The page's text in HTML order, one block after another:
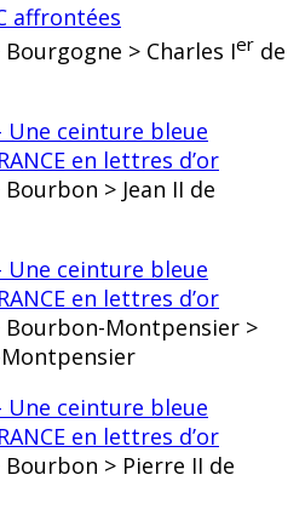
affrontées
> Charles Ier de
Une ceinture bleue
en lettres d’or
> Jean II de
Une ceinture bleue
en lettres d’or
Bourbon-Montpensier >
Une ceinture bleue
en lettres d’or
Bourbon > Pierre II de